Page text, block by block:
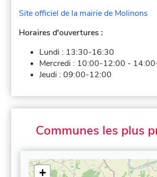
Site officiel de la mairie de Molinons
Horaires d'ouvertures :
Lundi : 13:30-16:30
Mercredi : 10:00-12:00 -
Jeudi :09:00-12:00
Communes les plus
+